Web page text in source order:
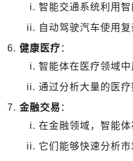
智能交通系统利用
自动驾驶汽车使用
健康医疗 ：
智能体在医疗领域
通过分析大量的医
金融交易 ：
在金融领域，智能
它们能够快速分析